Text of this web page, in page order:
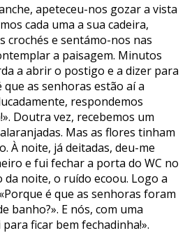
apeteceu-nos gozar a vista
cada uma a sua cadeira,
crochés e sentámo-nos nas
a paisagem. Minutos
a abrir o postigo e a dizer para
que as senhoras estão aí a
respondemos
Doutra vez, recebemos um
Mas as flores tinham
À noite, já deitadas, deu-me
e fui fechar a porta do WC no
da noite, o ruído ecoou. Logo a
é que as senhoras foram
banho?». E nós, com uma
ficar bem fechadinha!».